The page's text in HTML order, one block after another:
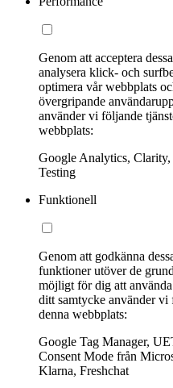
Genom att acceptera
analysera klick- och
optimera vår webbplats
övergripande
använder vi följande
webbplats:
Google Analytics,
Testing
Funktionell
Genom att godkänna
funktioner utöver de
möjligt för dig att
ditt samtycke använder vi
denna webbplats:
Google Tag Manager,
Consent Mode från
Klarna, Freshchat